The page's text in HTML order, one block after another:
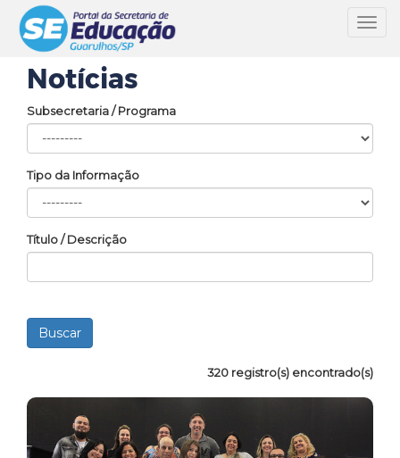
Notícias
Subsecretaria / Programa
Tipo da Informação
Título / Descrição
320 registro(s) encontrado(s)